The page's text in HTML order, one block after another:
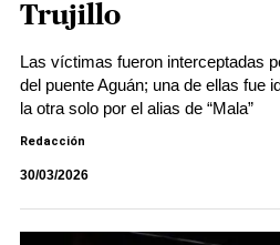
Trujillo
Las víctimas fueron interceptadas
del puente Aguán; una de ellas fue
la otra solo por el alias de “Mala”
Redacción
30/03/2026